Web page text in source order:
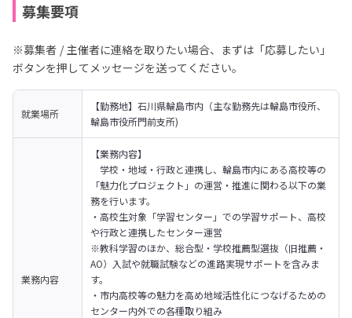
募集要項
※募集者 / 主催者に連絡を取りたい場合、まずは「応募したい」
ボタンを押してメッセージを送ってください。
就業場所
【勤務地】石川県輪島市内（主な勤務先は輪島市役所、
輪島市役所門前支所)
業務内容
【業務内容】
学校・地域・行政と連携し、輪島市内にある高校等の
「魅力化プロジェクト」の運営・推進に関わる以下の業
務を行います。
・高校生対象「学習センター」での学習サポート、高校
や行政と連携したセンター運営
※教科学習のほか、総合型・学校推薦型選抜（旧推薦・
AO）入試や就職試験などの進路実現サポートを含みま
す。
・市内高校等の魅力を高め地域活性化につなげるための
センター内外での各種取り組み